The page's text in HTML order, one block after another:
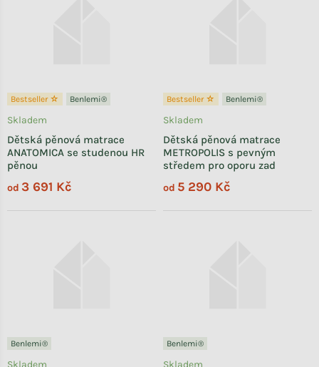
Bestseller ☆ Benlemi®
Dětská pěnová matrace
ANATOMICA se studenou HR
pěnou
Skladem
od 3 691 Kč
Bestseller ☆ Benlemi®
Dětská pěnová matrace
METROPOLIS s pevným
středem pro oporu zad
Skladem
od 5 290 Kč
Benlemi®
Skladem
Benlemi®
Skladem